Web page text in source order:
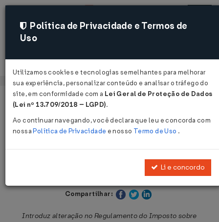
Acessar
Página Inicial Legislações
Decreto Nº 6301 DE 04/12/2020
Publicado no DOE - PR em 4 dez 2020
Compartilhar:
Introduz alteração no Regulamento do Imposto sobre
Política de Privacidade e Termos de
Uso
Utilizamos cookies e tecnologias semelhantes para melhorar
sua experiência, personalizar conteúdo e analisar o tráfego do
site, em conformidade com a Lei Geral de Proteção de Dados
(Lei nº 13.709/2018 – LGPD).
Ao continuar navegando, você declara que leu e concorda com
nossaPolítica de Privacidade e nosso Termo de Uso .
Li e concordo